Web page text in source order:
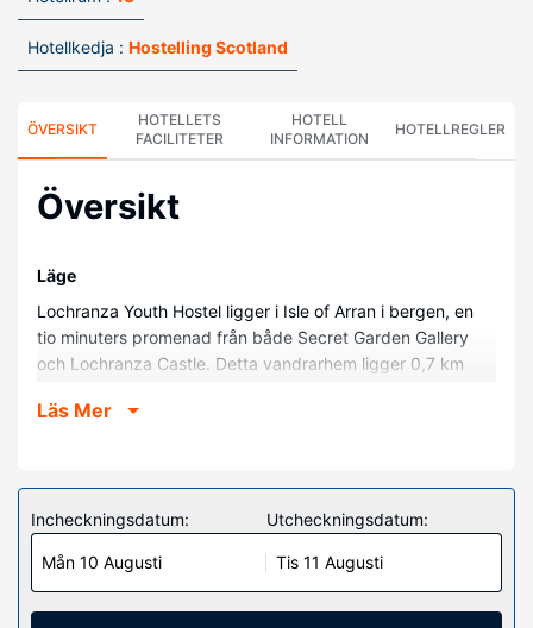
Hotellkedja : Hostelling Scotland
ÖVERSIKT
HOTELLETS
FACILITETER
HOTELL
INFORMATION
HOTELLREGLER
Översikt
Läge
Lochranza Youth Hostel ligger i Isle of Arran i bergen, en
tio minuters promenad från både Secret Garden Gallery
och Lochranza Castle. Detta vandrarhem ligger 0,7 km
Isle of Arran Distillery.
Känn dig som hemma i ett av de 13 rummen. Laga din
egen mat i det delade/gemensamma köket. I badrummen
finns dusch.
Bekvämligheter på anläggningen
Passa på att dra nytta av bland annat gratis wi-fi,
Läs Mer
Incheckningsdatum:
Mån 10 Augusti
Utcheckningsdatum:
Tis 11 Augusti